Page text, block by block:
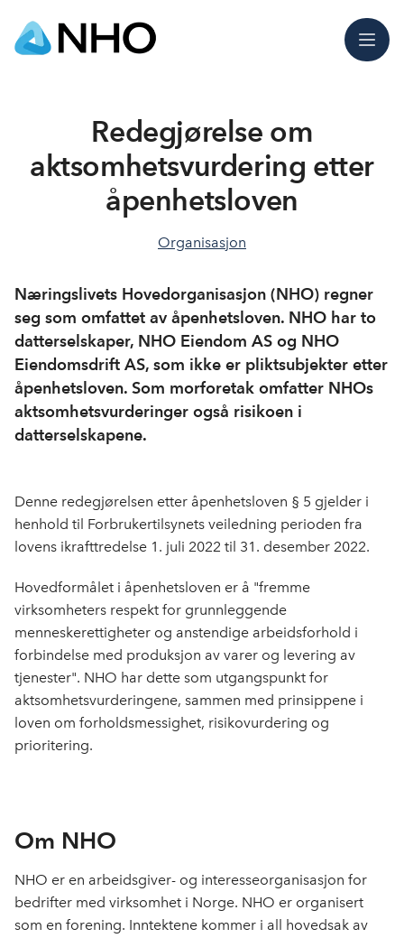
Meny
​​Redegjørelse om
aktsomhetsvurdering etter
åpenhetsloven​
Organisasjon
Næringslivets Hovedorganisasjon (NHO) regner
seg som omfattet av åpenhetsloven. NHO har to
datterselskaper, NHO Eiendom AS og NHO
Eiendomsdrift AS, som ikke er pliktsubjekter etter
åpenhetsloven. Som morforetak omfatter NHOs
aktsomhetsvurderinger også risikoen i
datterselskapene.
Denne redegjørelsen etter åpenhetsloven § 5 gjelder i
henhold til Forbrukertilsynets veiledning perioden fra
lovens ikrafttredelse 1. juli 2022 til 31. desember 2022.
Hovedformålet i åpenhetsloven er å "fremme
virksomheters respekt for grunnleggende
menneskerettigheter og anstendige arbeidsforhold i
forbindelse med produksjon av varer og levering av
tjenester". NHO har dette som utgangspunkt for
aktsomhetsvurderingene, sammen med prinsippene i
loven om forholdsmessighet, risikovurdering og
prioritering.
Om NHO
NHO er en arbeidsgiver- og interesseorganisasjon for
bedrifter med virksomhet i Norge. NHO er organisert
som en forening. Inntektene kommer i all hovedsak av